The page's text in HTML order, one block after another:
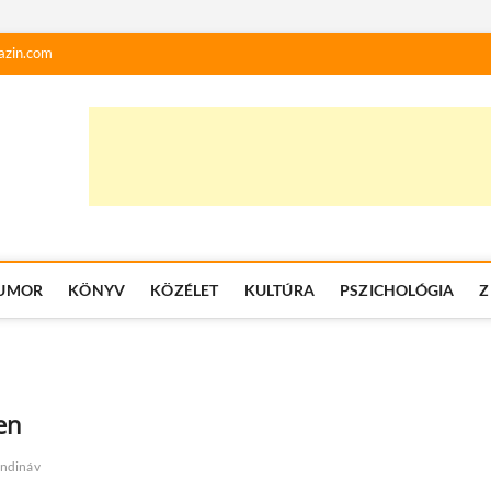
KÖNYV KÖZÉLET KULTÚRA PSZICHOLÓGIA